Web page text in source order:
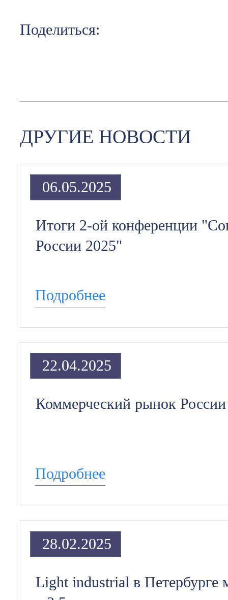
Поделиться:
ДРУГИЕ НОВОСТИ
Итоги 2-ой конференции
России 2025"
Подробнее
06.05.2025
Коммерческий рынок
Подробнее
22.04.2025
Light industrial в Петербурге
28.02.2025